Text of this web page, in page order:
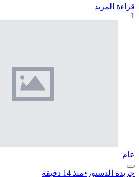
قراءة المزيد
1
عام
جريدة الدستور •منذ 14 دقيقة